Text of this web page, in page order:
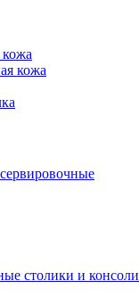
кожа
кожа
столики и консоли